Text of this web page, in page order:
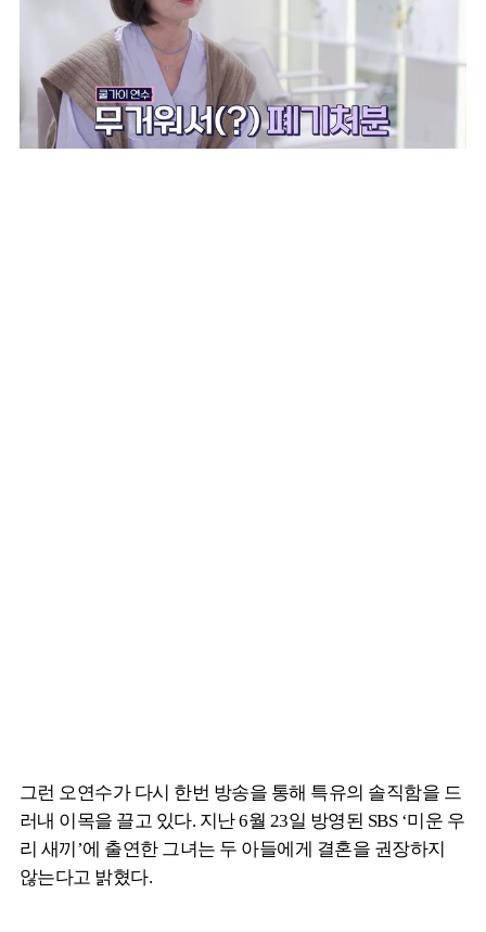
그런 오연수가 다시 한번 방송을 통해 특유의 솔직함을 드
러내 이목을 끌고 있다. 지난 6월 23일 방영된 SBS ‘미운 우
리 새끼’에 출연한 그녀는 두 아들에게 결혼을 권장하지
않는다고 밝혔다.